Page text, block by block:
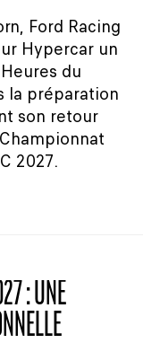
Ford Racing
Hypercar un
du
la préparation
son retour
2027.
: UNE